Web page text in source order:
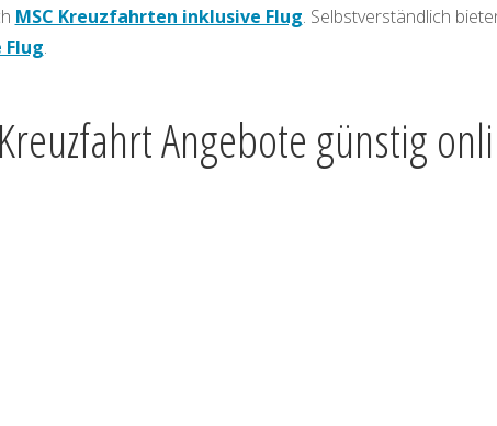
MSC Kreuzfahrten inklusive Flug. Selbstverständlich
.
Angebote günstig